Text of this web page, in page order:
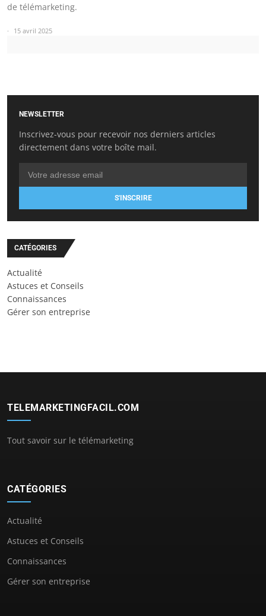
de télémarketing.
15 avril 2025
NEWSLETTER
Inscrivez-vous pour recevoir nos derniers articles
directement dans votre boîte mail.
S'INSCRIRE
CATÉGORIES
Actualité
Astuces et Conseils
Connaissances
Gérer son entreprise
TELEMARKETINGFACIL.COM
Tout savoir sur le télémarketing
CATÉGORIES
Actualité
Astuces et Conseils
Connaissances
Gérer son entreprise